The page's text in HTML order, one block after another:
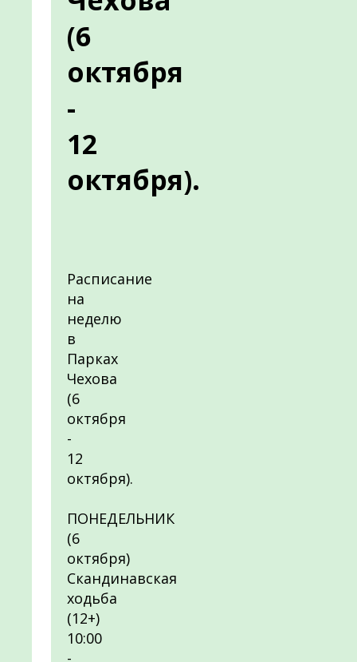
(6
октября
-
12
октября).
Расписание
на
неделю
в
Парках
Чехова
(6
октября
-
12
октября).
ПОНЕДЕЛЬНИК
(6
октября)
Скандинавская
ходьба
(12+)
10:00
-